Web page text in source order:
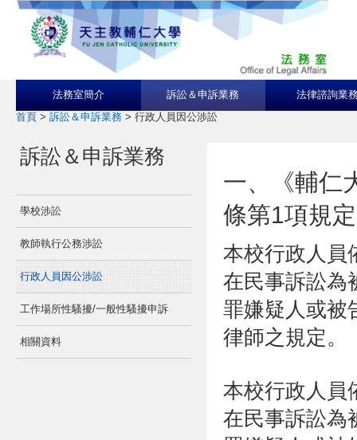
法務室簡介 訴訟＆申訴業務 法律諮詢業
首頁 > 訴訟＆申訴業務 > 行政人員因公涉訟
訴訟＆申訴業務
學校涉訟
教師執行公務涉訟
行政人員因公涉訟
工作場所性騷擾/一般性騷擾申訴
相關資料
一、《輔仁
條第1項規定
本校行政人員
在民事訴訟為
罪嫌疑人或被
律師之規定。
本校行政人員
在民事訴訟為